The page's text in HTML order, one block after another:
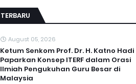
TERBARU
August 05, 2026
Ketum Senkom Prof. Dr. H. Katno Hadi
Paparkan Konsep ITERF dalam Orasi
Ilmiah Pengukuhan Guru Besar di
Malaysia